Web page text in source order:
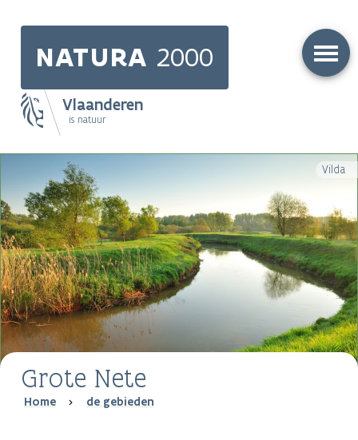
NATURA 2000
Vlaanderen
is natuur
Main
navigation
Vilda
Grote Nete
Breadcrumb
Home de gebieden